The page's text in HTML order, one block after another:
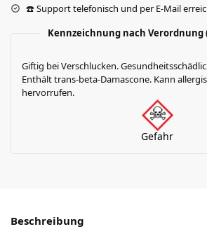
☎️ Support telefonisch und per E-Mail
Kennzeichnung nach Verordnung
Giftig bei Verschlucken.
Enthält trans-beta-Damascone. Kann
hervorrufen.
Gefahr
Beschreibung